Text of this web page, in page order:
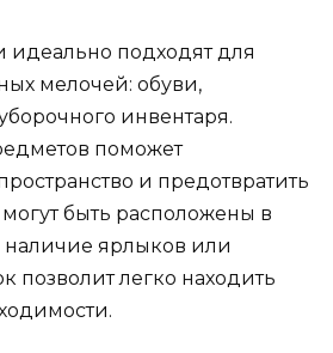
подходят для
мелочей: обуви,
инвентаря.
поможет
и предотвратить
быть расположены в
наличие ярлыков или
позволит легко находить